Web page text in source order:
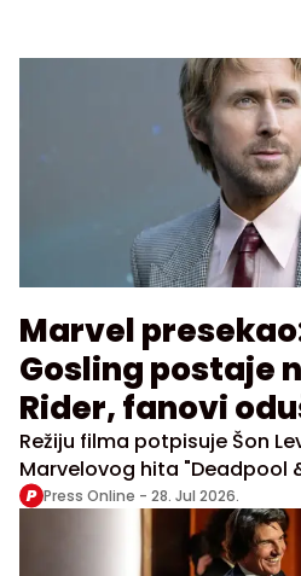
Marvel
Gosling postaje
Rider, fanovi
najavom
Režiju filma potpisuje Šon
Marvelovog hita "Deadpool
Press Online - 28. Jul 2026.